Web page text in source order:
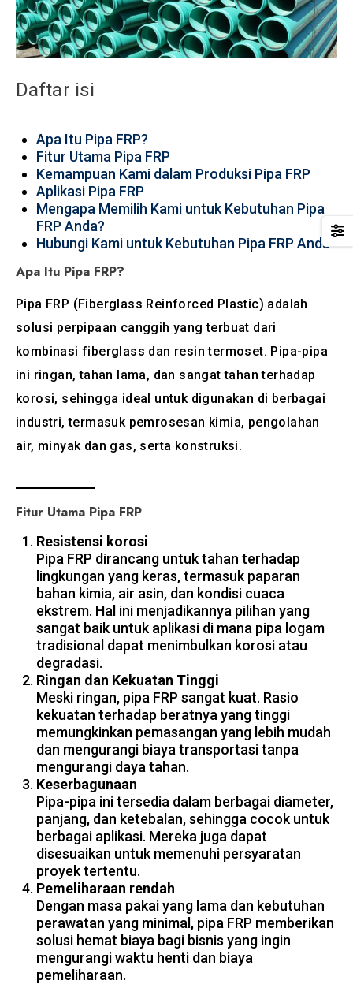
Daftar isi
Apa Itu Pipa FRP?
Fitur Utama Pipa FRP
Kemampuan Kami dalam Produksi Pipa FRP
Aplikasi Pipa FRP
Mengapa Memilih Kami untuk Kebutuhan Pipa
FRP Anda?
Hubungi Kami untuk Kebutuhan Pipa FRP Anda
Apa Itu Pipa FRP?
Pipa FRP (Fiberglass Reinforced Plastic) adalah
solusi perpipaan canggih yang terbuat dari
kombinasi fiberglass dan resin termoset. Pipa-pipa
ini ringan, tahan lama, dan sangat tahan terhadap
korosi, sehingga ideal untuk digunakan di berbagai
industri, termasuk pemrosesan kimia, pengolahan
air, minyak dan gas, serta konstruksi.
Fitur Utama Pipa FRP
Resistensi korosi
Pipa FRP dirancang untuk tahan terhadap
lingkungan yang keras, termasuk paparan
bahan kimia, air asin, dan kondisi cuaca
ekstrem. Hal ini menjadikannya pilihan yang
sangat baik untuk aplikasi di mana pipa logam
tradisional dapat menimbulkan korosi atau
degradasi.
Ringan dan Kekuatan Tinggi
Meski ringan, pipa FRP sangat kuat. Rasio
kekuatan terhadap beratnya yang tinggi
memungkinkan pemasangan yang lebih mudah
dan mengurangi biaya transportasi tanpa
mengurangi daya tahan.
Keserbagunaan
Pipa-pipa ini tersedia dalam berbagai diameter,
panjang, dan ketebalan, sehingga cocok untuk
berbagai aplikasi. Mereka juga dapat
disesuaikan untuk memenuhi persyaratan
proyek tertentu.
Pemeliharaan rendah
Dengan masa pakai yang lama dan kebutuhan
perawatan yang minimal, pipa FRP memberikan
solusi hemat biaya bagi bisnis yang ingin
mengurangi waktu henti dan biaya
pemeliharaan.